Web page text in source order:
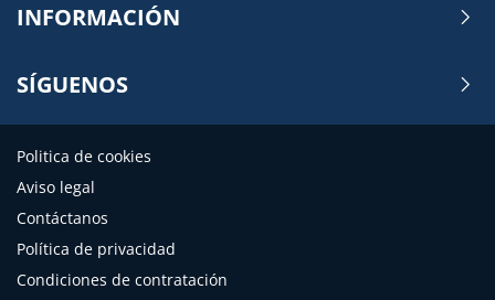
INFORMACIÓN
SÍGUENOS
Politica de cookies
Aviso legal
Contáctanos
Política de privacidad
Condiciones de contratación